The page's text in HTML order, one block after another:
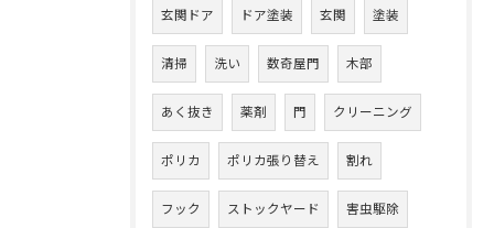
玄関ドア ドア塗装 玄関 塗装
清掃 洗い 数奇屋門 木部
あく抜き 薬剤 門 クリーニング
ポリカ ポリカ張り替え 割れ
フック ストックヤード 害虫駆除